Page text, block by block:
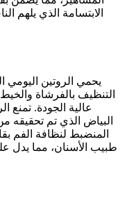
الابتسامة الذي يلهم
يحمي الروتين اليومي
التنظيف بالفرشاة
عالية الجودة. تمنع
البياض الذي تم تحقيقه
المنضبط لنظافة الفم
طبيب الأسنان، مما يدل